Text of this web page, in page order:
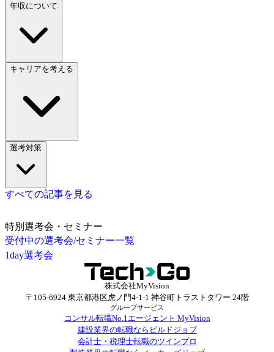
年収について
キャリアを考える
選考対策
すべての記事を見る
特別選考会・セミナー
受付中の選考会/セミナー一覧
1day選考会
株式会社MyVision
〒105-6924 東京都港区虎ノ門4-1-1 神谷町トラストタワー 24階
グループサービス
コンサル転職No.1エージェント MyVision
建設業界の転職ならビルドジョブ
会計士・税理士転職のツインプロ